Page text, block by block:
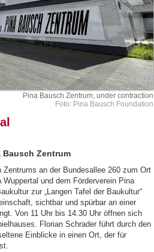
Pina Bausch Zentrum, under contraction
Foto: Pina Bausch Foundation
Bausch Zentrum
an der Bundesallee 260 zum Ort
und dem Förderverein Pina
zur „Langen Tafel der Baukultur“
sichtbar und spürbar an einer
Von 11 Uhr bis 14.30 Uhr öffnen sich
Florian Schrader führt durch den
Einblicke in einen Ort, der für